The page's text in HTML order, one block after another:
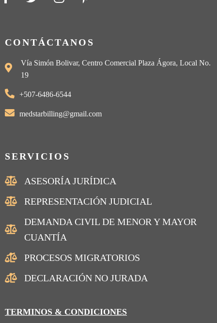
CONTÁCTANOS
Vía Simón Bolivar, Centro Comercial Plaza Ágora, Local No.
19
+507-6486-6544
medstarbilling@gmail.com
SERVICIOS
ASESORÍA JURÍDICA
REPRESENTACIÓN JUDICIAL
DEMANDA CIVIL DE MENOR Y MAYOR
CUANTÍA
PROCESOS MIGRATORIOS
DECLARACIÓN NO JURADA
TERMINOS & CONDICIONES